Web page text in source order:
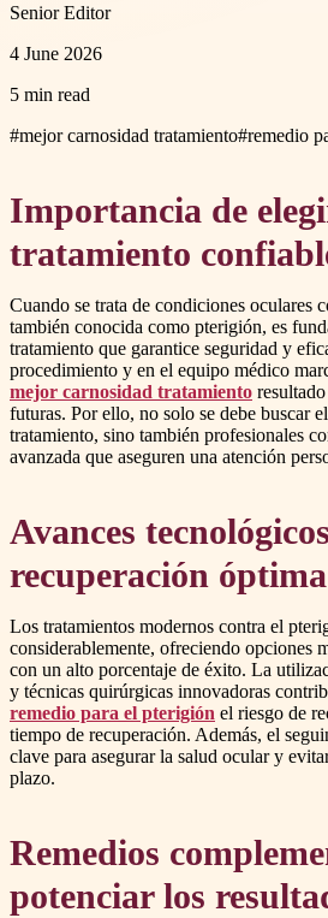
Senior Editor
4 June 2026
5 min read
#mejor carnosidad tratamiento#remedio
Importancia de
tratamiento
Cuando se trata de condiciones oculares
también conocida como pterigión, es
tratamiento que garantice seguridad y
procedimiento y en el equipo médico
mejor carnosidad tratamiento
futuras. Por ello, no solo se debe buscar
tratamiento, sino también profesionales
avanzada que aseguren una atención
Avances
recuperación óptima
Los tratamientos modernos contra el
considerablemente, ofreciendo opciones
con un alto porcentaje de éxito. La
y técnicas quirúrgicas innovadoras
remedio para el pterigión el riesgo de
tiempo de recuperación. Además, el
clave para asegurar la salud ocular y
plazo.
Remedios
potenciar los